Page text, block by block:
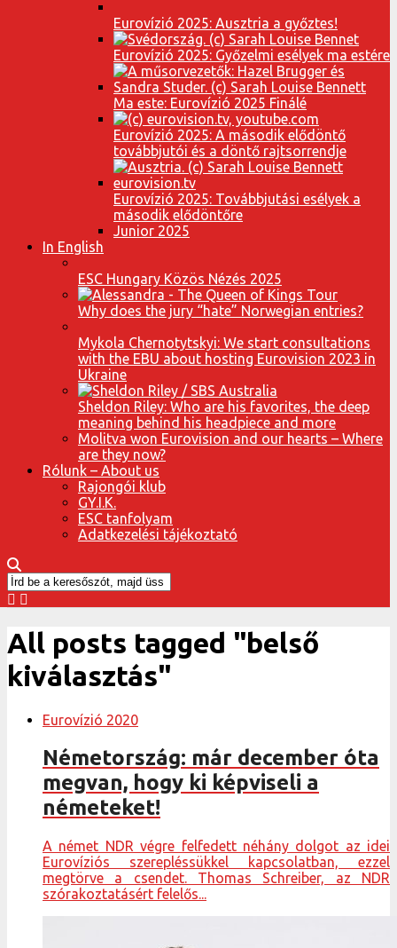
Eurovízió 2025: Ausztria a győztes!
Eurovízió 2025: Győzelmi esélyek ma estére
Ma este: Eurovízió 2025 Finálé
Eurovízió 2025: A második elődöntő
továbbjutói és a döntő rajtsorrendje
Eurovízió 2025: Továbbjutási esélyek a
második elődöntőre
Junior 2025
In English
ESC Hungary Közös Nézés 2025
Why does the jury “hate” Norwegian entries?
Mykola Chernotytskyi: We start consultations
with the EBU about hosting Eurovision 2023 in
Ukraine
Sheldon Riley: Who are his favorites, the deep
meaning behind his headpiece and more
Molitva won Eurovision and our hearts – Where
are they now?
Rólunk – About us
Rajongói klub
GY.I.K.
ESC tanfolyam
Adatkezelési tájékoztató
All posts tagged "belső
kiválasztás"
Eurovízió 2020
Németország: már december óta
megvan, hogy ki képviseli a
németeket!
A német NDR végre felfedett néhány dolgot az idei
Eurovíziós szerepléssükkel kapcsolatban, ezzel
megtörve a csendet. Thomas Schreiber, az NDR
szórakoztatásért felelős...